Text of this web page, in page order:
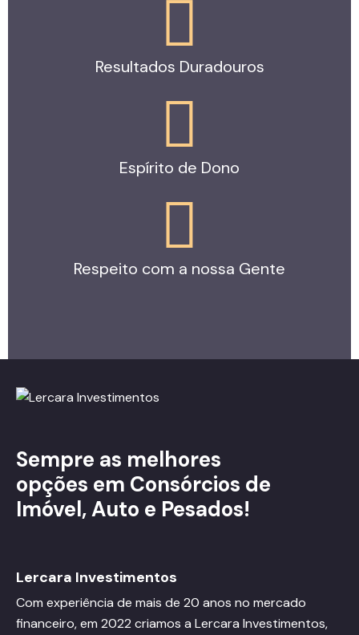
Resultados Duradouros
Espírito de Dono
Respeito com a nossa Gente
Sempre as melhores
opções em Consórcios de
Imóvel, Auto e Pesados!
Lercara Investimentos
Com experiência de mais de 20 anos no mercado
financeiro, em 2022 criamos a Lercara Investimentos,